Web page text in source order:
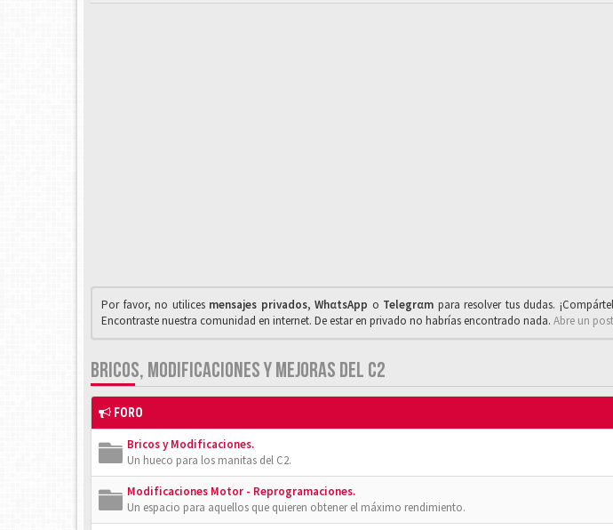
Por favor, no utilices mensajes privados,WhαtsApp o Telegrαm para resolver tus dudas.
Encontraste nuestra comunidad en internet. De estar en privado no habrías encontrado nada. Abre un
BRICOS, MODIFICACIONES Y MEJORAS DEL C2
FORO
Bricos y Modificaciones.
Un hueco para los manitas del C2.
Modificaciones Motor - Reprogramaciones.
Un espacio para aquellos que quieren obtener el máximo rendimiento.